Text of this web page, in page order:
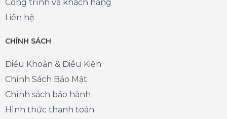
Công trình và khách hàng
Liên hệ
CHÍNH SÁCH
Điều Khoản & Điều Kiện
Chính Sách Bảo Mật
Chính sách bảo hành
Hình thức thanh toán